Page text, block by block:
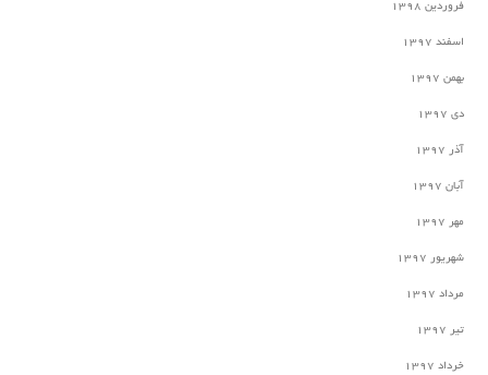
فروردین ۱۳۹۸
اسفند ۱۳۹۷
بهمن ۱۳۹۷
دی ۱۳۹۷
آذر ۱۳۹۷
آبان ۱۳۹۷
مهر ۱۳۹۷
شهریور ۱۳۹۷
مرداد ۱۳۹۷
تیر ۱۳۹۷
خرداد ۱۳۹۷